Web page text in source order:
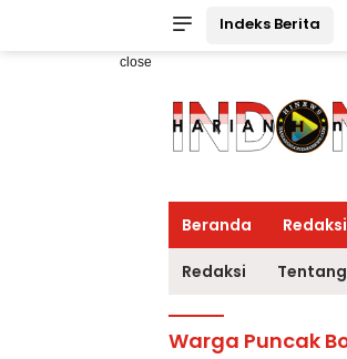
Indeks Berita
close
Beranda Redaksi
Redaksi
Warga Puncak